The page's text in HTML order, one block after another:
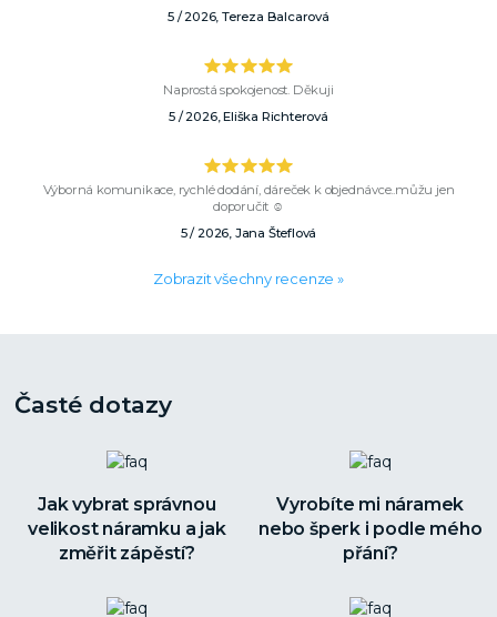
5 / 2026, Tereza Balcarová
Naprostá spokojenost. Děkuji
5 / 2026, Eliška Richterová
Výborná komunikace, rychlé dodání, dáreček k objednávce..můžu jen
doporučit ☺️
5 / 2026, Jana Šteflová
Zobrazit všechny recenze »
Časté dotazy
Jak vybrat správnou
velikost náramku a jak
změřit zápěstí?
Vyrobíte mi náramek
nebo šperk i podle mého
přání?